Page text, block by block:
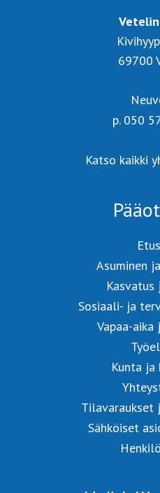
69700
p. 050
Katso kaikki
Asuminen
Kasvatus
Sosiaali- ja
Vapaa-
Kunta ja
Tilavaraukset
Sähköiset